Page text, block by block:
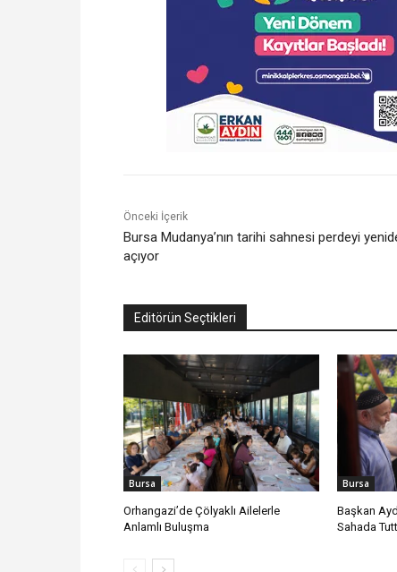
Önceki İçerik
Bursa Mudanya’nın tarihi sahnesi perdeyi
açıyor
Editörün Seçtikleri
Bursa
Orhangazi’de Çölyaklı Ailelerle
Anlamlı Buluşma
Bursa
Başkan
Sahada